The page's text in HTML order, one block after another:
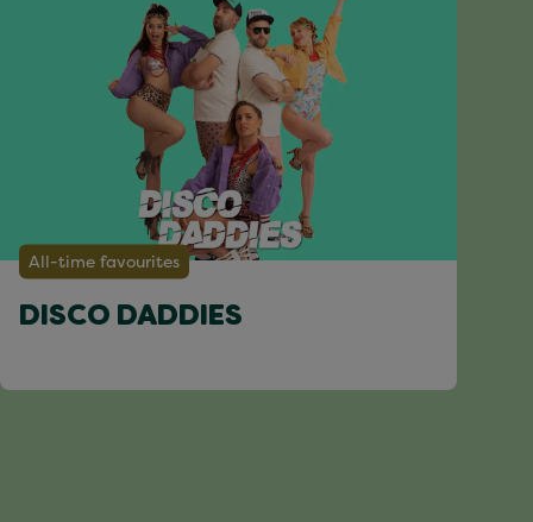
All-time favourites
DISCO DADDIES